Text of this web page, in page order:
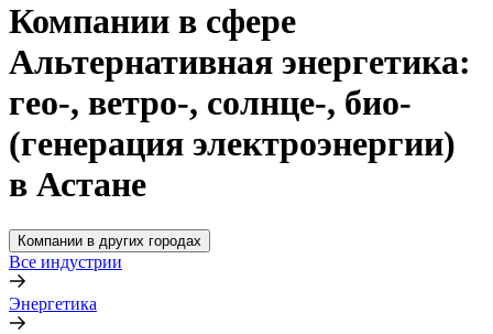
Компании в сфере
Альтернативная энергетика:
гео-, ветро-, солнце-, био-
(генерация электроэнергии)
в Астане
Компании в других городах
Все индустрии
Энергетика